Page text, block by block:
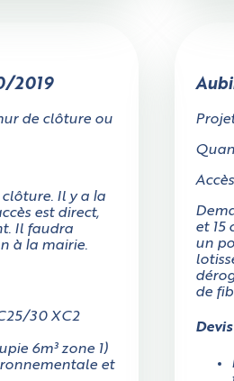
2019
de clôture ou
Il y a la
est direct,
Il faudra
à la mairie.
30 XC2
6m³ zone 1)
et
et 15
un
de